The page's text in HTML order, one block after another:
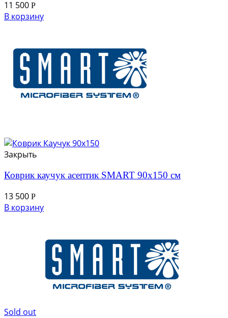
11 500 Р
В корзину
Закрыть
Коврик каучук асептик SMART 90х150 см
13 500 Р
В корзину
Sold out